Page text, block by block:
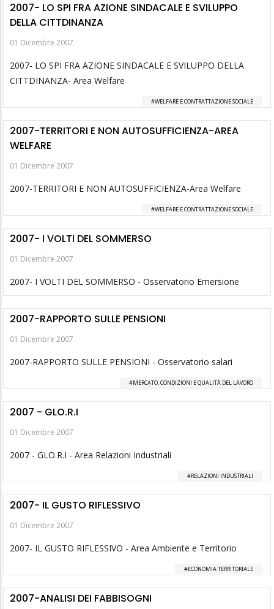
2007- LO SPI FRA AZIONE SINDACALE E SVILUPPO
DELLA CITTDINANZA
01 Dicembre 2007
2007- LO SPI FRA AZIONE SINDACALE E SVILUPPO DELLA
CITTDINANZA- Area Welfare
WELFARE E CONTRATTAZIONE SOCIALE
2007-TERRITORI E NON AUTOSUFFICIENZA-AREA
WELFARE
01 Dicembre 2007
2007-TERRITORI E NON AUTOSUFFICIENZA-Area Welfare
WELFARE E CONTRATTAZIONE SOCIALE
2007- I VOLTI DEL SOMMERSO
01 Dicembre 2007
2007- I VOLTI DEL SOMMERSO - Osservatorio Emersione
2007-RAPPORTO SULLE PENSIONI
01 Dicembre 2007
2007-RAPPORTO SULLE PENSIONI - Osservatorio salari
MERCATO, CONDIZIONI E QUALITÀ DEL LAVORO
2007 - GLO.R.I
01 Dicembre 2007
2007 - GLO.R.I - Area Relazioni Industriali
RELAZIONI INDUSTRIALI
2007- IL GUSTO RIFLESSIVO
01 Dicembre 2007
2007- IL GUSTO RIFLESSIVO - Area Ambiente e Territorio
ECONOMIA TERRITORIALE
2007-ANALISI DEI FABBISOGNI